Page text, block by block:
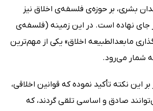
بشری، بر حوزه‌ی فلسفه‌ی اخلاق نیز
جای نهاده است. در این زمینه (فلسفه‌ی
مابعدالطبیعه اخلاق» یکی از مهم‌ترین
شمار می‌رود.
این نکته تأکید نموده که قوانین اخلاقی،
صادق و اساسی تلقی گردند، که